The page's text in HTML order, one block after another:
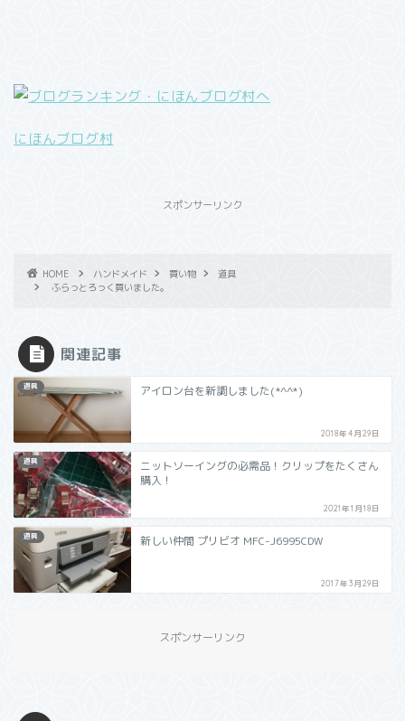
にほんブログ村
スポンサーリンク
HOME ハンドメイド 買い物
道具
ふらっとろっく買いました。
関連記事
道具 アイロン台を新調しました(*^^*)
2018年4月29日
道具
ニットソーイングの必需品！クリップをたくさん
購入！
2021年1月18日
道具 新しい仲間 プリビオ MFC-J6995CDW
2017年3月29日
スポンサーリンク